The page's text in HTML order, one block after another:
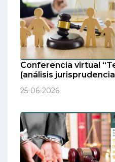
Conferencia virtual
(análisis
25-06-2026